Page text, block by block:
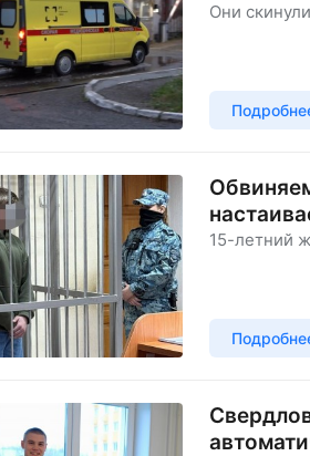
Они
15-летний